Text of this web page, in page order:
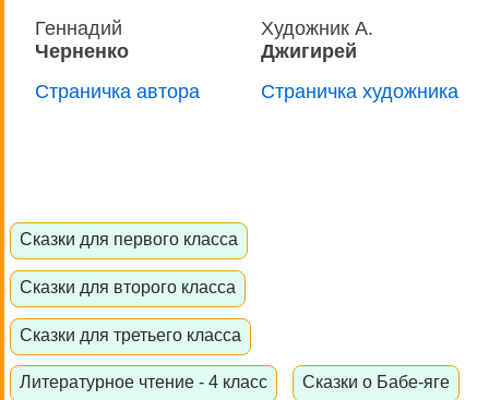
Геннадий
Черненко
Художник А.
Джигирей
Страничка автора
Страничка художника
Сказки для первого класса
Сказки для второго класса
Сказки для третьего класса
Литературное чтение - 4 класс Сказки о Бабе-яге